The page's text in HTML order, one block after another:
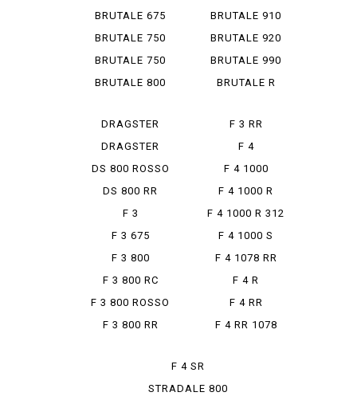
RR
BRUTALE 675
BRUTALE 750
BRUTALE 750
S
BRUTALE 800
R
BRUTALE 910
S
BRUTALE 920
BRUTALE 990
R
BRUTALE R
DRAGSTER
800 R
DRAGSTER
800 RR
DS 800 ROSSO
DS 800 RR
F 3
F 3 675
F 3 800
F 3 800 RC
F 3 800 ROSSO
F 3 800 RR
F 3 RR
F 4
F 4 1000
F 4 1000 R
F 4 1000 R 312
F 4 1000 S
F 4 1078 RR
F 4 R
F 4 RR
F 4 RR 1078
F 4 SR
STRADALE 800